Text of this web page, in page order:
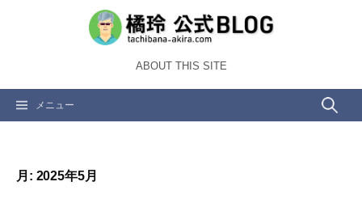
ツ
ABOUT THIS SITE
メニュー 検
月: 2025年5月